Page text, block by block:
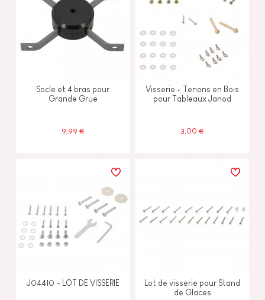
Socle et 4 bras pour
Grande Grue
9,99 €
Visserie + Tenons en Bois
pour Tableaux Janod
3,00 €
J04410 - LOT DE VISSERIE
Lot de visserie pour Stand
de Glaces